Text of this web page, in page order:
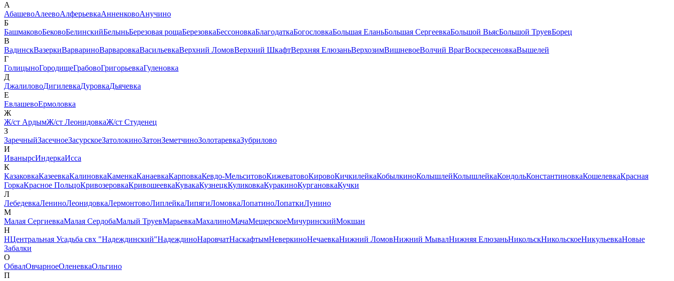
А
АбашевоАлеевоАлферьевкаАнненковоАнучино
Б
БашмаковоБековоБелинскийБелыньБерезовая рощаБерезовкаБессоновкаБлагодаткаБогословкаБольшая ЕланьБольшая СергеевкаБольшой ВьясБольшой ТруевБорец
В
ВадинскВазеркиВарвариноВарваровкаВасильевкаВерхний ЛомовВерхний ШкафтВерхняя ЕлюзаньВерхозимВишневоеВолчий ВрагВоскресеновкаВышелей
Г
ГолицыноГородищеГрабовоГригорьевкаГуленовка
Д
ДжалиловоДигилевкаДуровкаДьячевка
Е
ЕвлашевоЕрмоловка
Ж
Ж/ст АрдымЖ/ст ЛеонидовкаЖ/ст Студенец
З
ЗаречныйЗасечноеЗасурскоеЗатолокиноЗатонЗеметчиноЗолотаревкаЗубрилово
И
ИванырсИндеркаИсса
К
КазаковкаКазеевкаКалиновкаКаменкаКанаевкаКарповкаКевдо-МельситовоКижеватовоКировоКичкилейкаКобылкиноКолышлейКолышлейкаКондольКонстантиновкаКошелевкаКрасная
ГоркаКрасное ПольцоКривозеровкаКривошеевкаКувакаКузнецкКуликовкаКуракиноКургановкаКучки
Л
ЛебедевкаЛениноЛеонидовкаЛермонтовоЛиплейкаЛипягиЛомовкаЛопатиноЛопаткиЛунино
М
Малая СергиевкаМалая СердобаМалый ТруевМарьевкаМахалиноМачаМещерскоеМичуринскийМокшан
Н
НЦентральная Усадьба свх "Надеждинский"НадеждиноНаровчатНаскафтымНеверкиноНечаевкаНижний ЛомовНижний МывалНижняя ЕлюзаньНикольскНикольскоеНикульевкаНовые
Забалки
О
ОбвалОвчарноеОленевкаОльгино
П